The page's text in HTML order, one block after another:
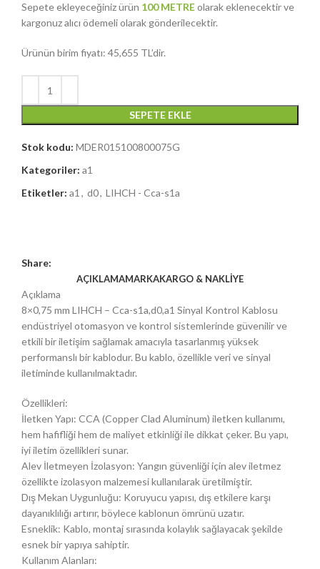
Sepete ekleyeceğiniz ürün 100 METREolarak eklenecektir ve
kargonuz alıcı ödemeli olarak gönderilecektir.
Ürünün birim fiyatı: 45,655 TL’dir.
SEPETE EKLE
Stok kodu: MDER015100800075G
Kategoriler: a1
Etiketler: a1, d0, LIHCH - Cca-s1a
Share:
AÇIKLAMAMARKAKARGO & NAKLIYE
Açıklama
8×0,75 mm LIHCH – Cca-s1a,d0,a1 Sinyal Kontrol Kablosu
endüstriyel otomasyon ve kontrol sistemlerinde güvenilir ve
etkili bir iletişim sağlamak amacıyla tasarlanmış yüksek
performanslı bir kablodur. Bu kablo, özellikle veri ve sinyal
iletiminde kullanılmaktadır.
Özellikleri:
İletken Yapı: CCA (Copper Clad Aluminum) iletken kullanımı,
hem hafifliği hem de maliyet etkinliği ile dikkat çeker. Bu yapı,
iyi iletim özellikleri sunar.
Alev İletmeyen İzolasyon: Yangın güvenliği için alev iletmez
özellikte izolasyon malzemesi kullanılarak üretilmiştir.
Dış Mekan Uygunluğu: Koruyucu yapısı, dış etkilere karşı
dayanıklılığı artırır, böylece kablonun ömrünü uzatır.
Esneklik: Kablo, montaj sırasında kolaylık sağlayacak şekilde
esnek bir yapıya sahiptir.
Kullanım Alanları: